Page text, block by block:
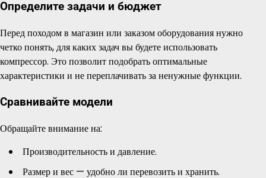
Определите задачи и бюджет
Перед походом в магазин или заказом оборудования нужно
четко понять, для каких задач вы будете использовать
компрессор. Это позволит подобрать оптимальные
характеристики и не переплачивать за ненужные функции.
Сравнивайте модели
Обращайте внимание на:
Производительность и давление.
Размер и вес — удобно ли перевозить и хранить.